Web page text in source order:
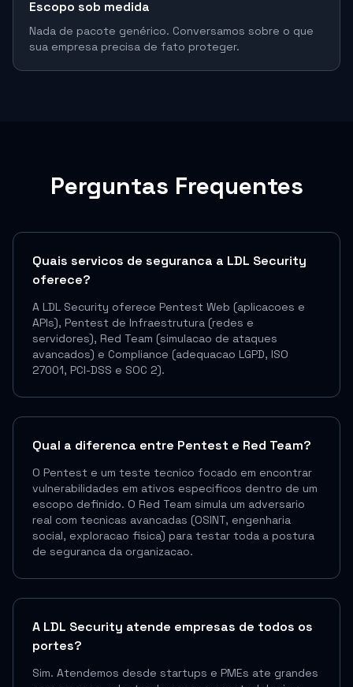
Escopo sob medida
Nada de pacote genérico. Conversamos sobre o que
sua empresa precisa de fato proteger.
Perguntas Frequentes
Quais servicos de seguranca a LDL Security
oferece?
A LDL Security oferece Pentest Web (aplicacoes e
APIs), Pentest de Infraestrutura (redes e
servidores), Red Team (simulacao de ataques
avancados) e Compliance (adequacao LGPD, ISO
27001, PCI-DSS e SOC 2).
Qual a diferenca entre Pentest e Red Team?
O Pentest e um teste tecnico focado em encontrar
vulnerabilidades em ativos especificos dentro de um
escopo definido. O Red Team simula um adversario
real com tecnicas avancadas (OSINT, engenharia
social, exploracao fisica) para testar toda a postura
de seguranca da organizacao.
A LDL Security atende empresas de todos os
portes?
Sim. Atendemos desde startups e PMEs ate grandes